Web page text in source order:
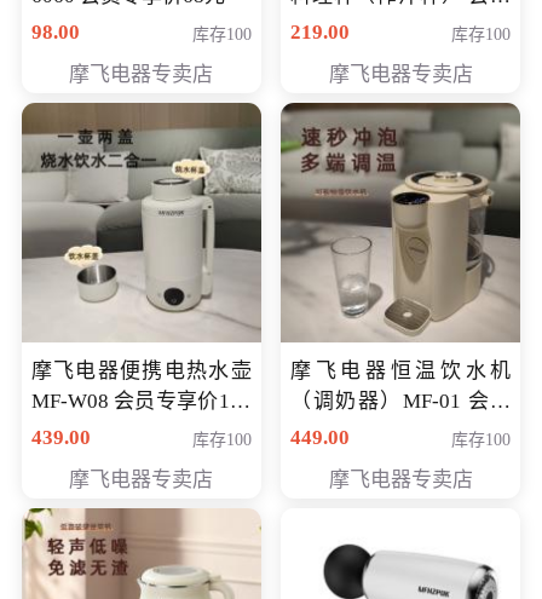
98.00
库存100
摩飞电器专卖店
专享价118元
219.00 库存100
摩飞电器专卖店
摩飞电器便携电热水壶
MF-W08 会员专享价198
元
439.00 库存100
摩飞电器专卖店
摩飞电器恒温饮水机
（调奶器）MF-01 会员
专享价366元
449.00 库存100
摩飞电器专卖店